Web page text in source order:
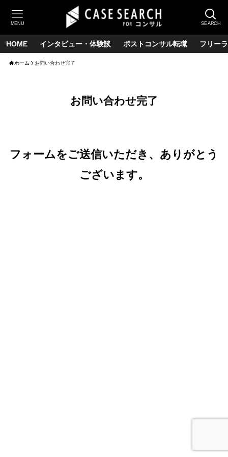
SEARCH
MENU
HOME インタビュー・体験談 ポストコンサル転職 フリー
ホーム お問い合わせ完了
お問い合わせ完了
フォームをご送信いただき、ありがとう
ございます。